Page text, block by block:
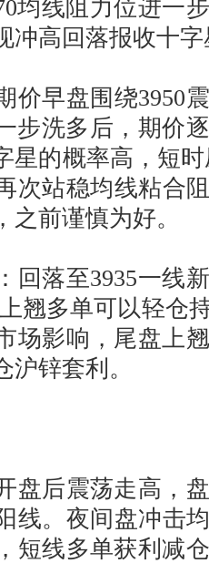
线阻力位进一
冲高回落报收十
早盘围绕3950
步洗多后，期价
星的概率高，短时
次站稳均线粘合
前谨慎为好。
落至3935一线
翘多单可以轻仓
场影响，尾盘上
锌套利。
后震荡走高，盘
线。夜间盘冲击
短线多单获利减